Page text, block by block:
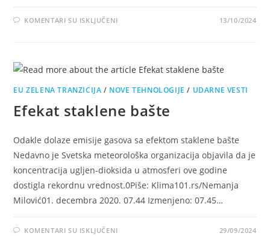
KOMENTARI SU ISKLJUČENINA 13/10/2024
EU ZELENA TRANZICIJA / NOVE TEHNOLOGIJE / UDARNE VESTI
Efekat staklene bašte
Odakle dolaze emisije gasova sa efektom staklene bašte
Nedavno je Svetska meteorološka organizacija objavila da je
koncentracija ugljen-dioksida u atmosferi ove godine
dostigla rekordnu vrednost.0Piše: Klima101.rs/Nemanja
Milović01. decembra 2020. 07.44 Izmenjeno: 07.45…
KOMENTARI SU ISKLJUČENINA 29/09/2024